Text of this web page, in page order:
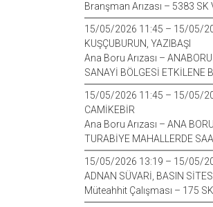
Branşman Arızası – 5383 SK
15/05/2026 11:45 – 15/05/
KUŞÇUBURUN, YAZIBAŞI
Ana Boru Arızası –
SANAYİ BÖLGESİ ETKİLENE
15/05/2026 11:45 – 15/05/
CAMİKEBİR
Ana Boru Arızası – ANA
TURABİYE MAHALLERDE
15/05/2026 13:19 – 15/05/
ADNAN SÜVARİ, BASIN
Müteahhit Çalışması – 175